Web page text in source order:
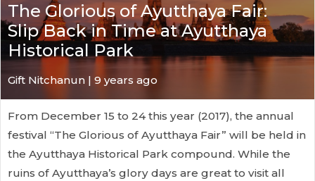
The Glorious of Ayutthaya Fair:
Slip Back in Time at Ayutthaya
Historical Park
Gift Nitchanun | 9 years ago
From December 15 to 24 this year (2017), the annual
festival “The Glorious of Ayutthaya Fair” will be held in
the Ayutthaya Historical Park compound. While the
ruins of Ayutthaya’s glory days are great to visit all